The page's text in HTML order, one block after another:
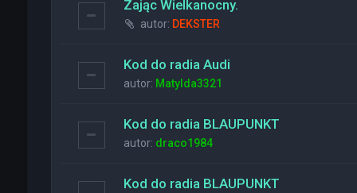
Zając Wielkanocny.
autor: DEKSTER
Kod do radia Audi
autor: Matylda3321
Kod do radia BLAUPUNKT
autor: draco1984
Kod do radia BLAUPUNKT